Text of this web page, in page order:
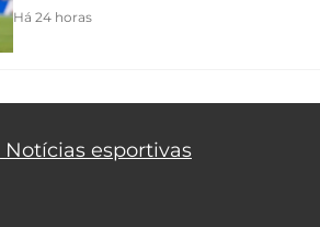
Há 24 horas